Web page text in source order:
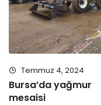
Temmuz 4, 2024
Bursa’da yağmur
mesaisi